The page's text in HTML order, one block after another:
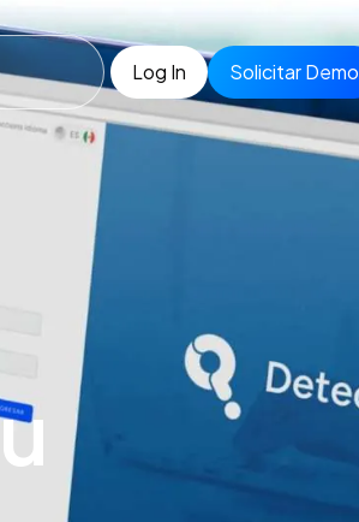
Log In Solicitar Demo